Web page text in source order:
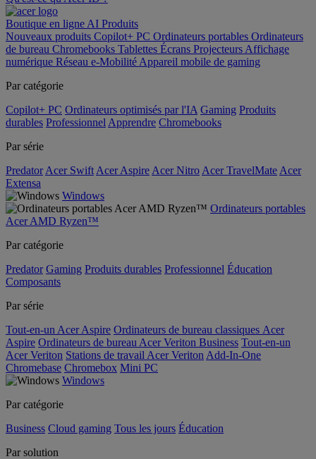
Boutique en ligne AI Produits
Nouveaux produits Copilot+ PC Ordinateurs portables Ordinateurs
de bureau Chromebooks Tablettes Écrans Projecteurs Affichage
numérique Réseau e-Mobilité Appareil mobile de gaming
Par catégorie
Copilot+ PC Ordinateurs optimisés par l'IA Gaming Produits
durables Professionnel Apprendre Chromebooks
Par série
Predator Acer Swift Acer Aspire Acer Nitro Acer TravelMate Acer
Extensa
Windows
Ordinateurs portables
Acer AMD Ryzen™
Par catégorie
Predator Gaming Produits durables Professionnel Éducation
Composants
Par série
Tout-en-un Acer Aspire Ordinateurs de bureau classiques Acer
Aspire Ordinateurs de bureau Acer Veriton Business Tout-en-un
Acer Veriton Stations de travail Acer Veriton Add-In-One
Chromebase Chromebox Mini PC
Windows
Par catégorie
Business Cloud gaming Tous les jours Éducation
Par solution